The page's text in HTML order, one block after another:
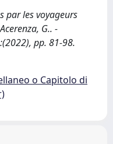
par les voyageurs
G.. -
pp. 81-98.
o Capitolo di